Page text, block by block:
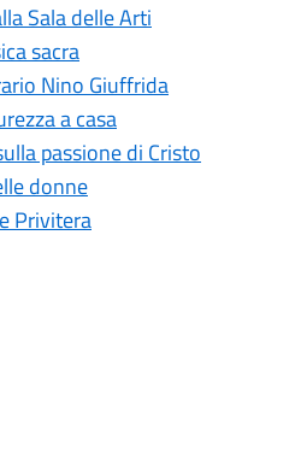
Sala delle Arti
sacra
Nino Giuffrida
a casa
passione di Cristo
donne
Privitera